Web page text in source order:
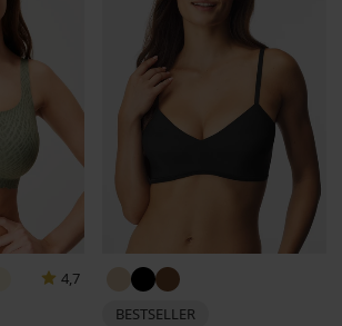
4,7
BESTSELLER